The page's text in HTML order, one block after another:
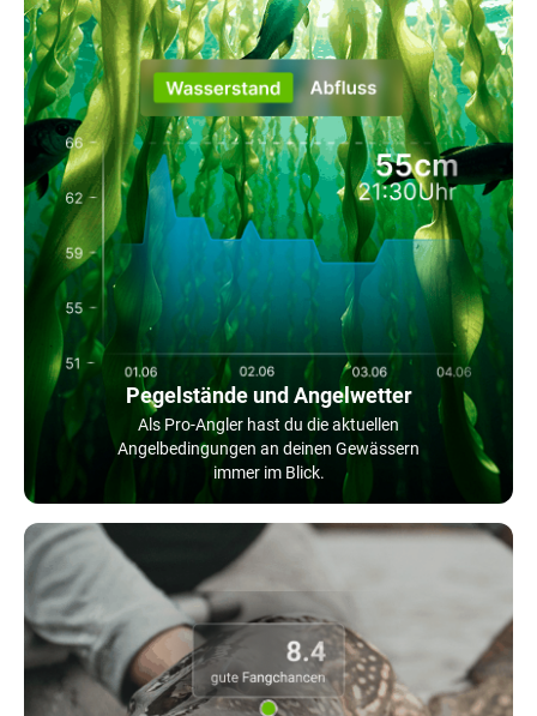
Pegelstände und Angelwetter
Als Pro-Angler hast du die aktuellen
Angelbedingungen an deinen Gewässern
immer im Blick.